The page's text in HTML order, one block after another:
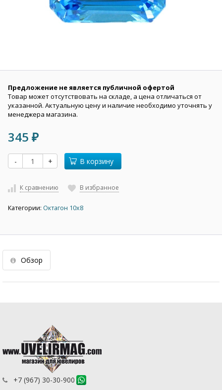
Предложение не является публичной офертой
Товар может отсутствовать на складе, а цена отличаться от
указанной. Актуальную цену и наличие необходимо уточнять у
менеджера магазина.
345 ₽
- + В корзину
К сравнению В избранное
Категории: Октагон 10х8
Обзор
+7 (967) 30-30-900